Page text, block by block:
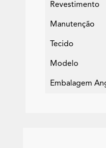
Revestimento
Manutenção
Tecido
Modelo
Embalagem